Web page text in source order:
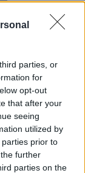
parties, or
for
opt-out
that after your
seeing
utilized by
prior to
further
parties on the